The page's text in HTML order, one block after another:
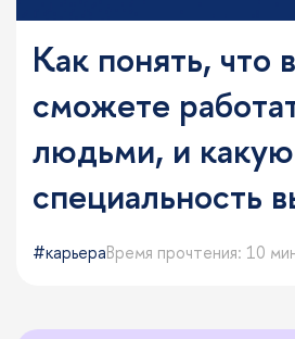
Как понять, что
сможете
людьми, и какую
специальность
карьераВремя прочтения: 10